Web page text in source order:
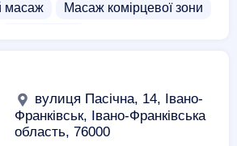
масаж
Масаж комірцевої зони
Курси медсестри
тайського масажу
вулиця Пасічна, 14, Івано-
Франківськ, Івано-Франківська
область, 76000